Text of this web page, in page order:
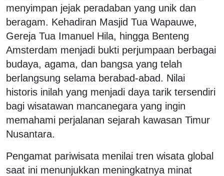
menyimpan jejak peradaban yang unik dan
beragam. Kehadiran Masjid Tua Wapauwe,
Gereja Tua Imanuel Hila, hingga Benteng
Amsterdam menjadi bukti perjumpaan berbagai
budaya, agama, dan bangsa yang telah
berlangsung selama berabad-abad. Nilai
historis inilah yang menjadi daya tarik tersendiri
bagi wisatawan mancanegara yang ingin
memahami perjalanan sejarah kawasan Timur
Nusantara.
Pengamat pariwisata menilai tren wisata global
saat ini menunjukkan meningkatnya minat